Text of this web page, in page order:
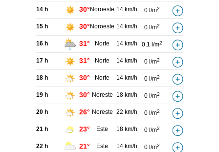
14 h 30° Noroeste 14 km/h 0 l/m2
15 h 30° Noroeste 14 km/h 0 l/m2
16 h 31° Norte 14 km/h 0,1 l/m2
17 h 31° Norte 14 km/h 0 l/m2
18 h 30° Norte 14 km/h 0 l/m2
19 h 30° Noreste 18 km/h 0 l/m2
20 h 26° Noreste 22 km/h 0 l/m2
21 h 23° Este 18 km/h 0 l/m2
22 h 21° Este 14 km/h 0 l/m2